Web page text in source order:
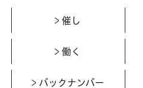
催し
働く
バックナンバー